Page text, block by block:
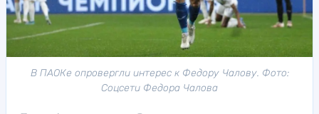
В ПАОКе опровергли интерес к Федору Чалову. Фото:
Соцсети Федора Чалова